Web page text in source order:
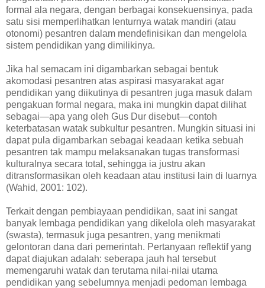
formal ala negara, dengan berbagai konsekuensinya, pada
satu sisi memperlihatkan lenturnya watak mandiri (atau
otonomi) pesantren dalam mendefinisikan dan mengelola
sistem pendidikan yang dimilikinya.
Jika hal semacam ini digambarkan sebagai bentuk
akomodasi pesantren atas aspirasi masyarakat agar
pendidikan yang diikutinya di pesantren juga masuk dalam
pengakuan formal negara, maka ini mungkin dapat dilihat
sebagai—apa yang oleh Gus Dur disebut—contoh
keterbatasan watak subkultur pesantren. Mungkin situasi ini
dapat pula digambarkan sebagai keadaan ketika sebuah
pesantren tak mampu melaksanakan tugas transformasi
kulturalnya secara total, sehingga ia justru akan
ditransformasikan oleh keadaan atau institusi lain di luarnya
(Wahid, 2001: 102).
Terkait dengan pembiayaan pendidikan, saat ini sangat
banyak lembaga pendidikan yang dikelola oleh masyarakat
(swasta), termasuk juga pesantren, yang menikmati
gelontoran dana dari pemerintah. Pertanyaan reflektif yang
dapat diajukan adalah: seberapa jauh hal tersebut
memengaruhi watak dan terutama nilai-nilai utama
pendidikan yang sebelumnya menjadi pedoman lembaga